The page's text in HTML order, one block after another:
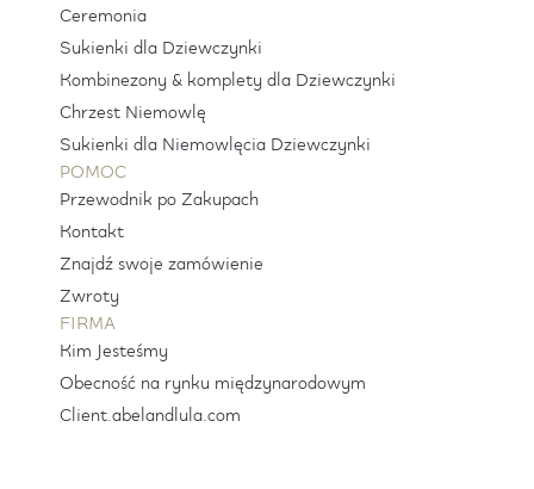
Ceremonia
Sukienki dla Dziewczynki
Kombinezony & komplety dla Dziewczynki
Chrzest Niemowlę
Sukienki dla Niemowlęcia Dziewczynki
POMOC
Przewodnik po Zakupach
Kontakt
Znajdź swoje zamówienie
Zwroty
FIRMA
Kim Jesteśmy
Obecność na rynku międzynarodowym
Client.abelandlula.com